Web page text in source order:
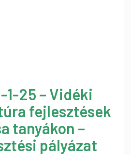
1-25 – Vidéki
fejlesztések
tanyákon –
pályázat